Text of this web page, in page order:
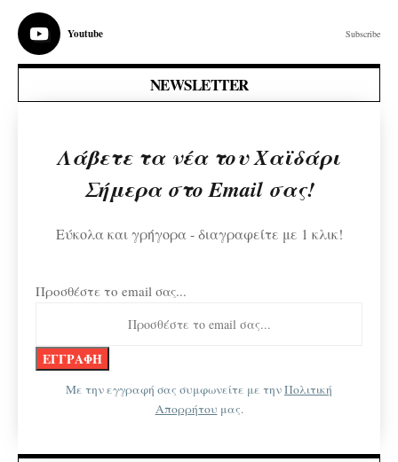
Youtube Subscribe
NEWSLETTER
Λάβετε τα νέα του Χαϊδάρι
Σήμερα στο Email σας!
Εύκολα και γρήγορα - διαγραφείτε με 1 κλικ!
Προσθέστε το email σας...
Με την εγγραφή σας συμφωνείτε με τηνΠολιτική
Απορρήτου μας.